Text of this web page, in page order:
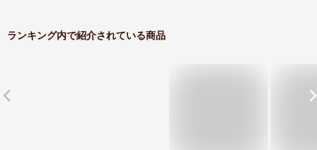
ランキング内で紹介されている商品